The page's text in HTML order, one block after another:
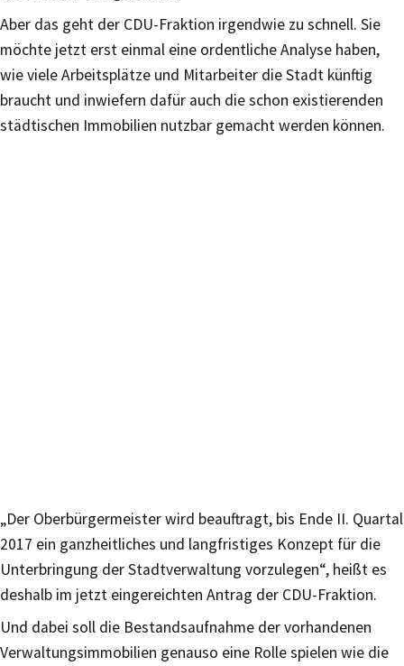
Aber das geht der CDU-Fraktion irgendwie zu schnell. Sie
möchte jetzt erst einmal eine ordentliche Analyse haben,
wie viele Arbeitsplätze und Mitarbeiter die Stadt künftig
braucht und inwiefern dafür auch die schon existierenden
städtischen Immobilien nutzbar gemacht werden können.
„Der Oberbürgermeister wird beauftragt, bis Ende II. Quartal
2017 ein ganzheitliches und langfristiges Konzept für die
Unterbringung der Stadtverwaltung vorzulegen“, heißt es
deshalb im jetzt eingereichten Antrag der CDU-Fraktion.
Und dabei soll die Bestandsaufnahme der vorhandenen
Verwaltungsimmobilien genauso eine Rolle spielen wie die